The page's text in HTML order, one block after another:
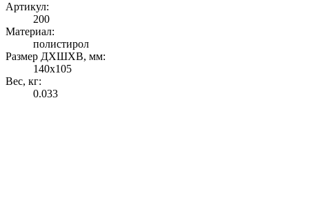
Артикул:
200
Материал:
полистирол
Размер ДХШХВ, мм:
140х105
Вес, кг:
0.033